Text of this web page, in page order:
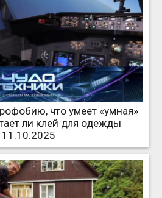
что умеет «умная»
ли клей для одежды
11.10.2025